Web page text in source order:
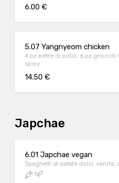
6.00 €
5.07 Yangnyeom chicken
4 pz alette di pollo, 6 pz gnocchi
spicy
14.50 €
Japchae
6.01 Japchae vegan
Spaghetti di patate dolci, carote,